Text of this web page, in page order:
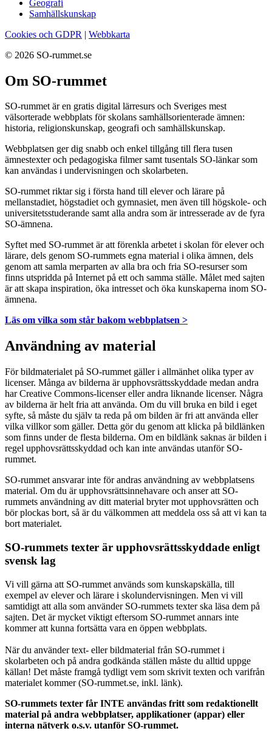
Geografi
Samhällskunskap
Cookies och GDPR | Webbkarta
© 2026 SO-rummet.se
Om SO-rummet
SO-rummet är en gratis digital lärresurs och Sveriges mest
välsorterade webbplats för skolans samhällsorienterade ämnen:
historia, religionskunskap, geografi och samhällskunskap.
Webbplatsen ger dig snabb och enkel tillgång till flera tusen
ämnestexter och pedagogiska filmer samt tusentals SO-länkar som
kan användas i undervisningen och skolarbeten.
SO-rummet riktar sig i första hand till elever och lärare på
mellanstadiet, högstadiet och gymnasiet, men även till högskole- och
universitetsstuderande samt alla andra som är intresserade av de fyra
SO-ämnena.
Syftet med SO-rummet är att förenkla arbetet i skolan för elever och
lärare, dels genom SO-rummets egna material i olika ämnen, dels
genom att samla merparten av alla bra och fria SO-resurser som
finns utspridda på Internet på ett och samma ställe. Målet med sajten
är att skapa inspiration, öka intresset och öka kunskaperna inom SO-
ämnena.
Läs om vilka som står bakom webbplatsen >
Användning av material
För bildmaterialet på SO-rummet gäller i allmänhet olika typer av
licenser. Många av bilderna är upphovsrättsskyddade medan andra
har Creative Commons-licenser eller andra liknande licenser. Några
av bilderna är helt fria att använda. Om du vill bruka en bild i eget
syfte, så måste du själv ta reda på om bilden är fri att använda eller
vilka villkor som gäller. Detta gör du genom att klicka på bildlänken
som finns under de flesta bilderna. Om en bildlänk saknas är bilden i
regel upphovsrättsskyddad och kan inte användas utanför SO-
rummet.
SO-rummet ansvarar inte för andras användning av webbplatsens
material. Om du är upphovsrättsinnehavare och anser att SO-
rummets användning av ditt material bryter mot upphovsrätten och
bör plockas bort, så är du välkommen att meddela oss så att vi kan ta
bort materialet.
SO-rummets texter är upphovsrättsskyddade enligt
svensk lag
Vi vill gärna att SO-rummet används som kunskapskälla, till
exempel av elever och lärare i skolundervisningen. Men vi vill
samtidigt att alla som använder SO-rummets texter ska läsa dem på
sajten. Det är mycket viktigt eftersom SO-rummet annars inte
kommer att kunna fortsätta vara en öppen webbplats.
När du använder text- eller bildmaterial från SO-rummet i
skolarbeten och på andra godkända ställen måste du alltid uppge
källan! Det måste framgå tydligt vem som skrivit texten och varifrån
materialet kommer (SO-rummet.se, inkl. länk).
SO-rummets texter får INTE användas fritt som redaktionellt
material på andra webbplatser, applikationer (appar) eller
interna nätverk o.s.v. utanför SO-rummet.